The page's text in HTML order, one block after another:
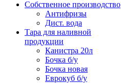
Собственное производство
Антифризы
Дист. вода
Тара для наливной
продукции
Канистра 20л
Бочка б/у
Бочка новая
Еврокуб б/у